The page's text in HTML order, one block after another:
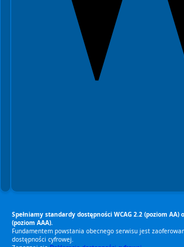
Spełniamy standardy dostępności WCAG 2.2 (poziom
(poziom AAA).
Fundamentem powstania obecnego serwisu jest
dostępności cyfrowej.